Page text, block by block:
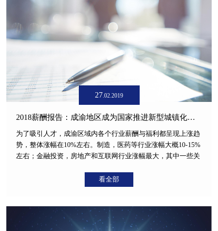
27 .02.2019
2018薪酬报告：成渝地区成为国家推进新型城镇化的重要示范区
为了吸引人才，成渝区域内各个行业薪酬与福利都呈现上涨趋
势，整体涨幅在10%左右。制造，医药等行业涨幅大概10-15%
左右；金融投资，房地产和互联网行业涨幅最大，其中一些关
网技术和产品类人才，金融行业的投资总监、风控总监等，涨
看全部